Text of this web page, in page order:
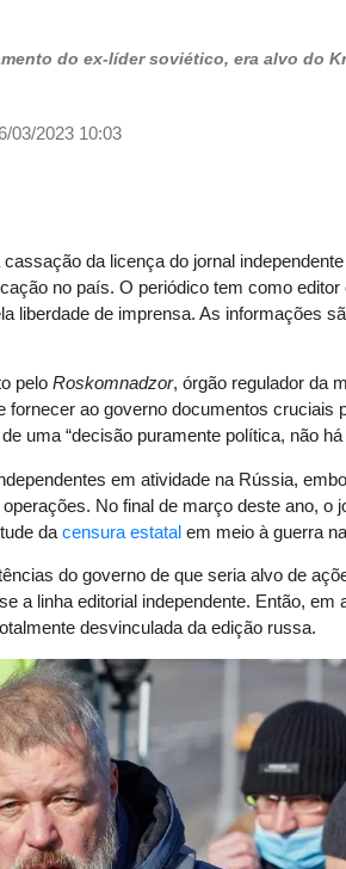
do ex-líder soviético, era alvo do
03/2023 10:03
da licença do jornal independente
no país. O periódico tem como
liberdade de imprensa. As informações
pelo Roskomnadzor, órgão regulador da
fornecer ao governo documentos cruciais
uma “decisão puramente política, não
em atividade na Rússia,
No final de março deste ano, o
da censura estatal em meio à guerra na
do governo de que seria alvo de
a linha editorial independente. Então, em
desvinculada da edição russa.